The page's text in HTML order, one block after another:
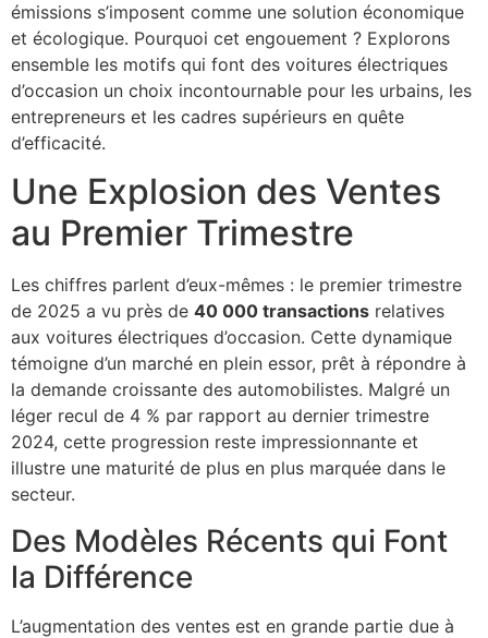
émissions s’imposent comme une solution économique
et écologique. Pourquoi cet engouement ? Explorons
ensemble les motifs qui font des voitures électriques
d’occasion un choix incontournable pour les urbains, les
entrepreneurs et les cadres supérieurs en quête
d’efficacité.
Une Explosion des Ventes
au Premier Trimestre
Les chiffres parlent d’eux-mêmes : le premier trimestre
de 2025 a vu près de 40 000 transactions relatives
aux voitures électriques d’occasion. Cette dynamique
témoigne d’un marché en plein essor, prêt à répondre à
la demande croissante des automobilistes. Malgré un
léger recul de 4 % par rapport au dernier trimestre
2024, cette progression reste impressionnante et
illustre une maturité de plus en plus marquée dans le
secteur.
Des Modèles Récents qui Font
la Différence
L’augmentation des ventes est en grande partie due à